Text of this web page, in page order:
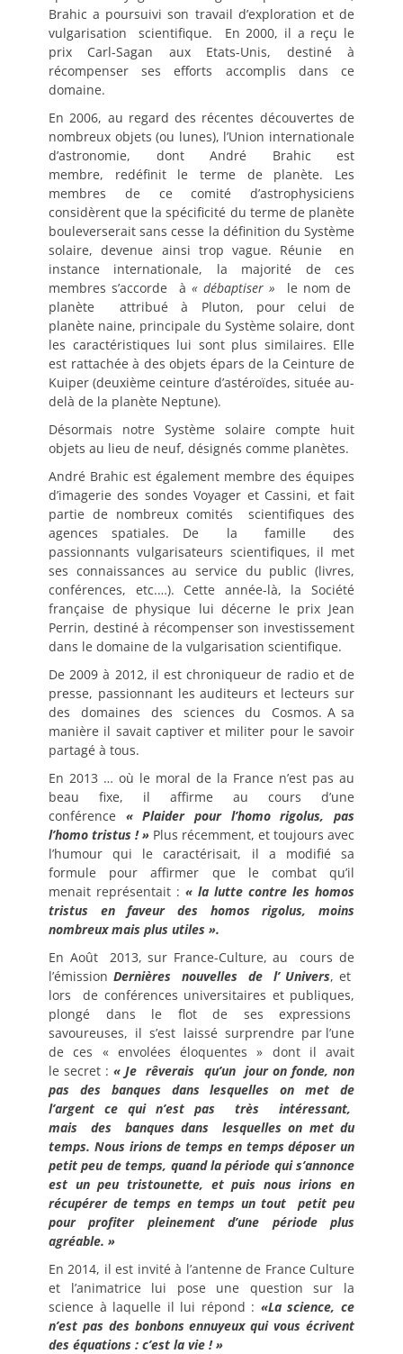
Brahic a poursuivi son travail d’exploration et de
vulgarisation scientifique. En 2000, il a reçu le
prix Carl-Sagan aux Etats-Unis, destiné à
récompenser ses efforts accomplis dans ce
domaine.
En 2006, au regard des récentes découvertes de
nombreux objets (ou lunes), l’Union internationale
d’astronomie, dont André Brahic est
membre, redéfinit le terme de planète. Les
membres de ce comité d’astrophysiciens
considèrent que la spécificité du terme de planète
bouleverserait sans cesse la définition du Système
solaire, devenue ainsi trop vague. Réunie en
instance internationale, la majorité de ces
membres s’accorde à « débaptiser » le nom de
planète attribué à Pluton, pour celui de
planète naine, principale du Système solaire, dont
les caractéristiques lui sont plus similaires. Elle
est rattachée à des objets épars de la Ceinture de
Kuiper (deuxième ceinture d’astéroïdes, située au-
delà de la planète Neptune).
Désormais notre Système solaire compte huit
objets au lieu de neuf, désignés comme planètes.
André Brahic est également membre des équipes
d’imagerie des sondes Voyager et Cassini, et fait
partie de nombreux comités scientifiques des
agences spatiales. De la famille des
passionnants vulgarisateurs scientifiques, il met
ses connaissances au service du public (livres,
conférences, etc.…). Cette année-là, la Société
française de physique lui décerne le prix Jean
Perrin, destiné à récompenser son investissement
dans le domaine de la vulgarisation scientifique.
De 2009 à 2012, il est chroniqueur de radio et de
presse, passionnant les auditeurs et lecteurs sur
des domaines des sciences du Cosmos. A sa
manière il savait captiver et militer pour le savoir
partagé à tous.
En 2013 … où le moral de la France n’est pas au
beau fixe, il affirme au cours d’une
conférence « Plaider pour l’homo rigolus, pas
l’homo tristus ! » Plus récemment, et toujours avec
l’humour qui le caractérisait, il a modifié sa
formule pour affirmer que le combat qu’il
menait représentait : « la lutte contre les homos
tristus en faveur des homos rigolus, moins
nombreux mais plus utiles ».
En Août 2013, sur France-Culture, au cours de
l’émission Dernières nouvelles de l’ Univers, et
lors de conférences universitaires et publiques,
plongé dans le flot de ses expressions
savoureuses, il s’est laissé surprendre par l’une
de ces « envolées éloquentes » dont il avait
le secret :« Je rêverais qu’un jour on fonde, non
pas des banques dans lesquelles on met de
l’argent ce qui n’est pas très intéressant,
mais des banques dans lesquelles on met du
temps. Nous irions de temps en temps déposer un
petit peu de temps, quand la période qui s’annonce
est un peu tristounette, et puis nous irions en
récupérer de temps en temps un tout petit peu
pour profiter pleinement d’une période plus
agréable. »
En 2014, il est invité à l’antenne de France Culture
et l’animatrice lui pose une question sur la
science à laquelle il lui répond : «La science, ce
n’est pas des bonbons ennuyeux qui vous écrivent
des équations : c’est la vie ! »